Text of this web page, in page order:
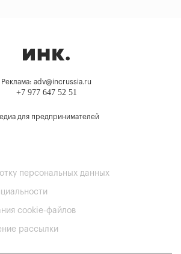
Реклама: adv@incrussia.ru
+7 977 647 52 51
для предпринимателей
персональных данных
cookie-файлов
рассылки